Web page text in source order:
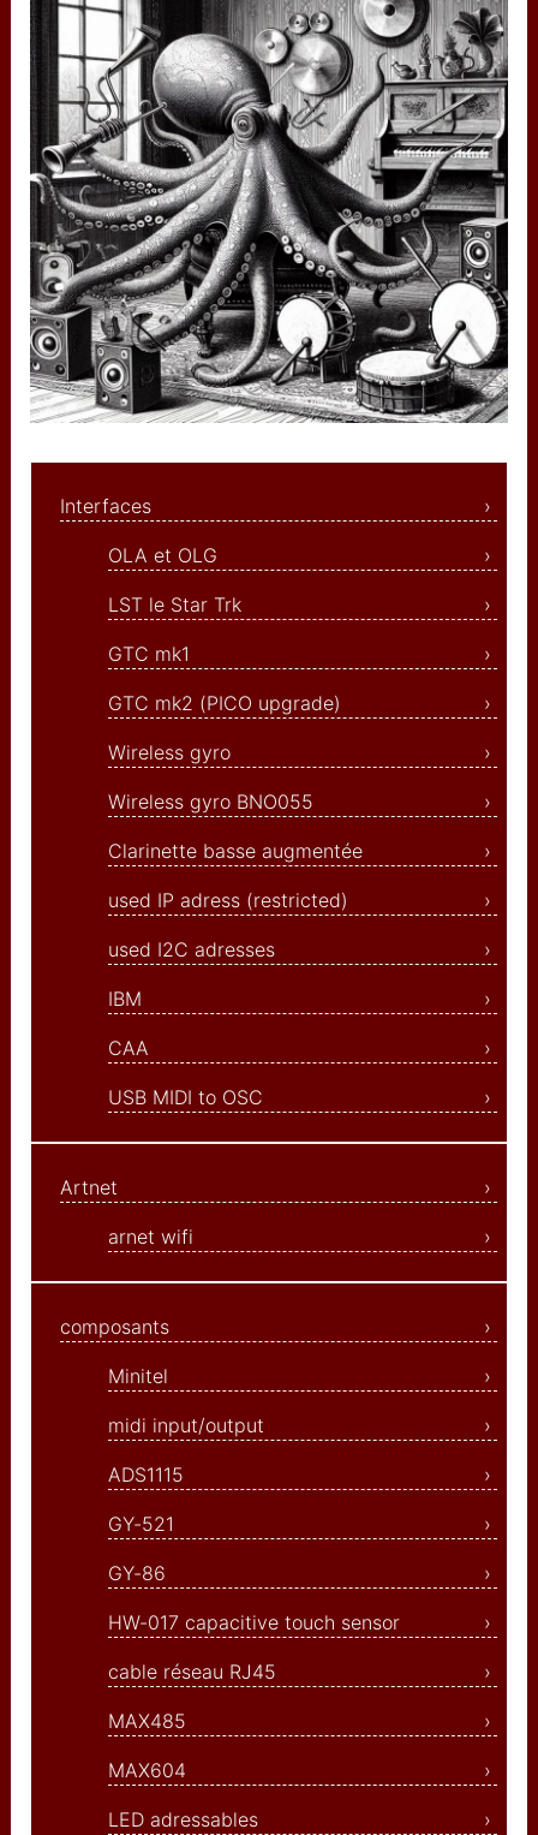
Interfaces
OLA et OLG
LST le Star Trk
GTC mk1
GTC mk2 (PICO upgrade)
Wireless gyro
Wireless gyro BNO055
Clarinette basse augmentée
used IP adress (restricted)
used I2C adresses
IBM
CAA
USB MIDI to OSC
Artnet
arnet wifi
composants
Minitel
midi input/output
ADS1115
GY-521
GY-86
HW-017 capacitive touch sensor
cable réseau RJ45
MAX485
MAX604
LED adressables
augmentée
used IP adress (restricted)
used I2C adresses
IBM
CAA
USB MIDI to OSC
Artnet
arnet wifi
composants
Minitel
ADS1115
GY-521
GY-86
HW-017 capacitive touch
sensor
MAX485
XLR5 bus I2C
PCA9306 I2C level
Arduino Uno
arduino pro mini
ESP8266 wemos mini pro
itead studio iboard
CAP1188 I2C SPI touch
Usine and Co
robocopy
partage de dossiers
WIN11
demarrer directement win